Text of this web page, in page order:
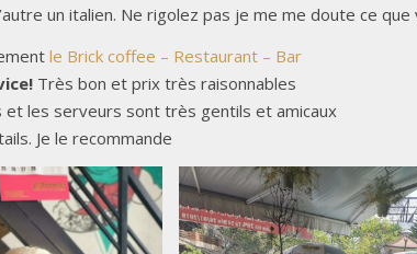
un italien. Ne rigolez pas je me me doute ce
le Brick coffee – Restaurant – Bar
Très bon et prix très raisonnables
et les serveurs sont très gentils et amicaux
Je le recommande